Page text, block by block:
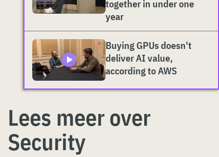
together in under one
year
Buying GPUs doesn't
deliver AI value,
according to AWS
Lees meer over
Security